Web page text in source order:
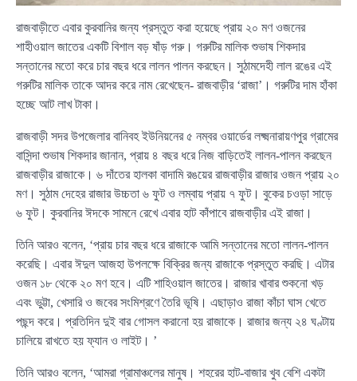
রাজবাড়ীতে এবার কুরবানির জন্য প্রস্তুত করা হয়েছে প্রায় ২০ মণ ওজনের
শাহীওয়াল জাতের একটি বিশাল বড় ষাঁড় গরু। গরুটির মালিক শুভাষ শিকদার
সন্তানের মতো করে চার বছর ধরে লালন পালন করছেন। সুঠামদেহী লাল রঙের এই
গরুটির মালিক তাকে আদর করে নাম রেখেছেন- রাজবাড়ীর ‘রাজা’। গরুটির দাম হাঁকা
হচ্ছে আট লাখ টাকা।
রাজবাড়ী সদর উপজেলার বানিবহ ইউনিয়নের ৫ নম্বর ওয়ার্ডের লক্ষ্মনারায়ণপুর গ্রামের
বাসিন্দা শুভাষ শিকদার জানান, প্রায় ৪ বছর ধরে নিজ বাড়িতেই লালন-পালন করছেন
রাজবাড়ীর রাজাকে। ৬ দাঁতের হালকা বাদামি রঙয়ের রাজবাড়ীর রাজার ওজন প্রায় ২০
মণ। সুঠাম দেহের রাজার উচ্চতা ৬ ফুট ও লম্বায় প্রায় ৭ ফুট। বুকের চওড়া সাড়ে
৬ ফুট। কুরবানির ঈদকে সামনে রেখে এবার হাট কাঁপাবে রাজবাড়ীর এই রাজা।
তিনি আরও বলেন, ‘প্রায় চার বছর ধরে রাজাকে আমি সন্তানের মতো লালন-পালন
করেছি। এবার ঈদুল আজহা উপলক্ষে বিক্রির জন্য রাজাকে প্রস্তুত করছি। এটার
ওজন ১৮ থেকে ২০ মণ হবে। এটি শাহিওয়াল জাতের। রাজার খাবার শুকনো খড়
এবং ভুট্টা, খেসারি ও জবের সংমিশ্রণে তৈরি ভূষি। এছাড়াও রাজা কাঁচা ঘাস খেতে
পছন্দ করে। প্রতিদিন দুই বার গোসল করানো হয় রাজাকে। রাজার জন্য ২৪ ঘণ্টায়
চালিয়ে রাখতে হয় ফ্যান ও লাইট। ’
তিনি আরও বলেন, ‘আমরা গ্রামাঞ্চলের মানুষ। শহরের হাট-বাজার খুব বেশি একটা